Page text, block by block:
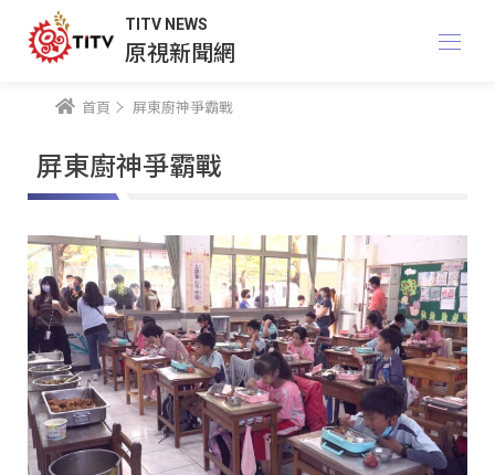
TITV NEWS
原視新聞網
首頁 屏東廚神爭霸戰
屏東廚神爭霸戰